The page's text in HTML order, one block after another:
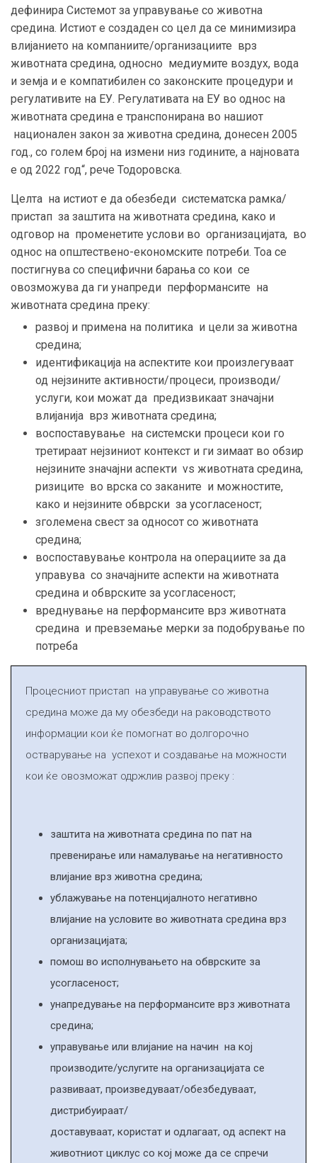
дефинира Системот за управување со животна
средина. Истиот е создаден со цел да се минимизира
влијанието на компаниите/организациите врз
животната средина, односно медиумите воздух, вода
и земја и е компатибилен со законските процедури и
регулативите на ЕУ. Регулативата на ЕУ во однос на
животната средина е транспонирана во нашиот
национален закон за животна средина, донесен 2005
год., со голем број на измени низ годините, а најновата
е од 2022 год“, рече Тодоровска.
Целта на истиот е да обезбеди систематска рамка/
пристап за заштита на животната средина, како и
одговор на променетите услови во организацијата, во
однос на општествено-економските потреби. Тоа се
постигнува со специфични барања со кои се
овозможува да ги унапреди перформансите на
животната средина преку:
развој и примена на политика и цели за животна
средина;
идентификација на аспектите кои произлегуваат
од нејзините активности/процеси, производи/
услуги, кои можат да предизвикаат значајни
влијанија врз животната средина;
воспоставување на системски процеси кои го
третираат нејзиниот контекст и ги зимаат во обзир
нејзините значајни аспекти vs животната средина,
ризиците во врска со заканите и можностите,
како и нејзините обврски за усогласеност;
зголемена свест за односот со животната
средина;
воспоставување контрола на операциите за да
управува со значајните аспекти на животната
средина и обврските за усогласеност;
вреднување на перформансите врз животната
средина и превземање мерки за подобрување по
потреба
Процесниот пристап на управување со животна
средина може да му обезбеди на раководството
информации кои ќе помогнат во долгорочно
остварување на успехот и создавање на можности
кои ќе овозможат одржлив развој преку :
заштита на животната средина по пат на
превенирање или намалување на негативносто
влијание врз животна средина;
ублажување на потенцијалното негативно
влијание на условите во животната средина врз
организацијата;
помош во исполнувањето на обврските за
усогласеност;
унапредување на перформансите врз животната
средина;
управување или влијание на начин на кој
производите/услугите на организацијата се
развиваат, произведуваат/обезбедуваат,
дистрибуираат/
доставуваат, користат и одлагаат, од аспект на
животниот циклус со кој може да се спречи